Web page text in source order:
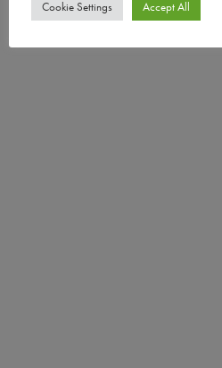
Cookie Settings Accept All